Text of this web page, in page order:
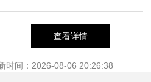
的技术护航者
查看详情
时间：2026-08-06 20:26:38